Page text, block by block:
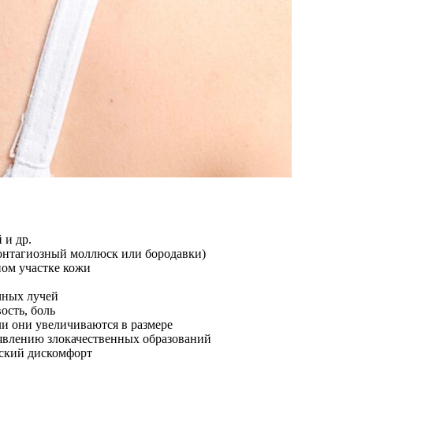
и др.
моллюск или бородавки)
участке кожи
лучей
боль
они увеличиваются в размере
злокачественных образований
дискомфорт